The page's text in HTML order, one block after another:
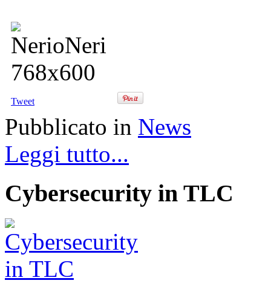
Tweet
Pubblicato in News
Leggi tutto...
Cybersecurity in TLC